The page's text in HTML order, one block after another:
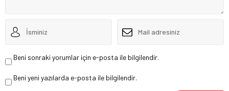
Beni sonraki yorumlar için e-posta ile bilgilendir.
Beni yeni yazılarda e-posta ile bilgilendir.